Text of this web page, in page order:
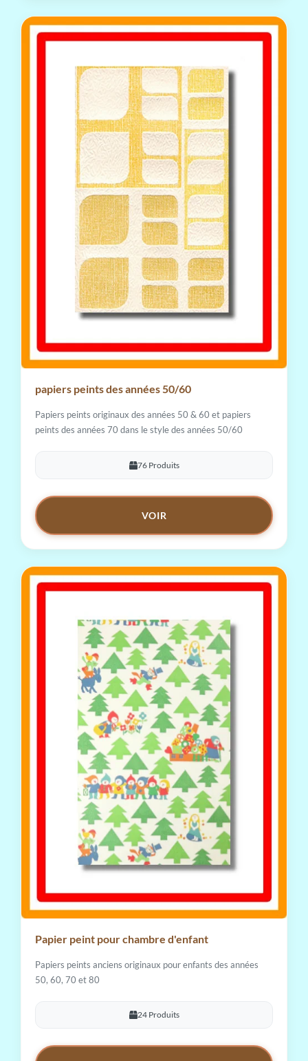
papiers peints des années 50/60
Papiers peints originaux des années 50 & 60 et papiers
peints des années 70 dans le style des années 50/60
76 Produits
VOIR
Papier peint pour chambre d'enfant
Papiers peints anciens originaux pour enfants des années
50, 60, 70 et 80
24 Produits